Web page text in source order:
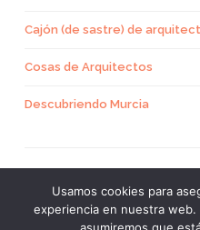
Cajón (de sastre) de
Cosas de Arquitectos
Descubriendo Murcia
CREADO
Usamos cookies para
experiencia en nuestra